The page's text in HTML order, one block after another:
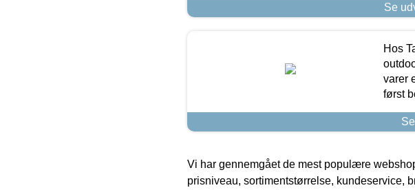
Se
Hos
varer
først
Vi har gennemgået de mest populære
prisniveau, sortimentstørrelse, kundeservice,